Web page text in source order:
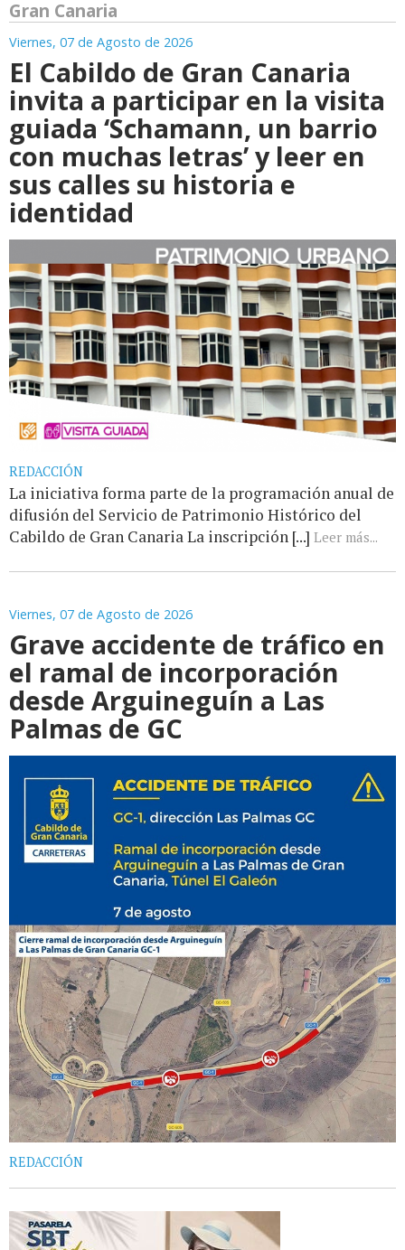
Gran Canaria
Viernes, 07 de Agosto de 2026
El Cabildo de Gran Canaria
invita a participar en la visita
guiada ‘Schamann, un barrio
con muchas letras’ y leer en
sus calles su historia e
identidad
REDACCIÓN
La iniciativa forma parte de la programación anual de
difusión del Servicio de Patrimonio Histórico del
Cabildo de Gran Canaria La inscripción [...] Leer más...
Viernes, 07 de Agosto de 2026
Grave accidente de tráfico en
el ramal de incorporación
desde Arguineguín a Las
Palmas de GC
REDACCIÓN